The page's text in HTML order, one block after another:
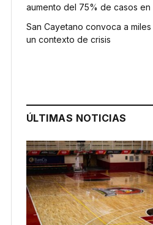
aumento del 75% de casos en
San Cayetano convoca a
un contexto de crisis
ÚLTIMAS NOTICIAS